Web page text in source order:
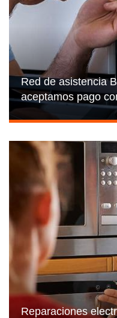
Red de asistencia
aceptamos pago
Reparaciones